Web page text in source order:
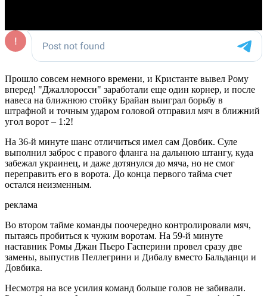
Прошло совсем немного времени, и Кристанте вывел Рому
вперед! "Джаллоросси" заработали еще один корнер, и после
навеса на ближнюю стойку Брайан выиграл борьбу в
штрафной и точным ударом головой отправил мяч в ближний
угол ворот – 1:2!
На 36-й минуте шанс отличиться имел сам Довбик. Суле
выполнил заброс с правого фланга на дальнюю штангу, куда
забежал украинец, и даже дотянулся до мяча, но не смог
переправить его в ворота. До конца первого тайма счет
остался неизменным.
реклама
Во втором тайме команды поочередно контролировали мяч,
пытаясь пробиться к чужим воротам. На 59-й минуте
наставник Ромы Джан Пьеро Гасперини провел сразу две
замены, выпустив Пеллегрини и Дибалу вместо Бальданци и
Довбика.
Несмотря на все усилия команд больше голов не забивали.